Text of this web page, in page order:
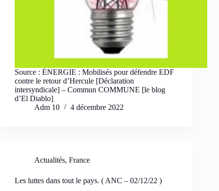
Source : ÉNERGIE : Mobilisés pour défendre EDF
contre le retour d’Hercule [Déclaration
intersyndicale] – Commun COMMUNE [le blog
d’El Diablo]
Adm 10
4 décembre 2022
Actualités, France
Les luttes dans tout le pays. ( ANC – 02/12/22 )